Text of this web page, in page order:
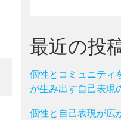
最近の投
個性とコミュニティ
が生み出す自己表現
個性と自己表現が広